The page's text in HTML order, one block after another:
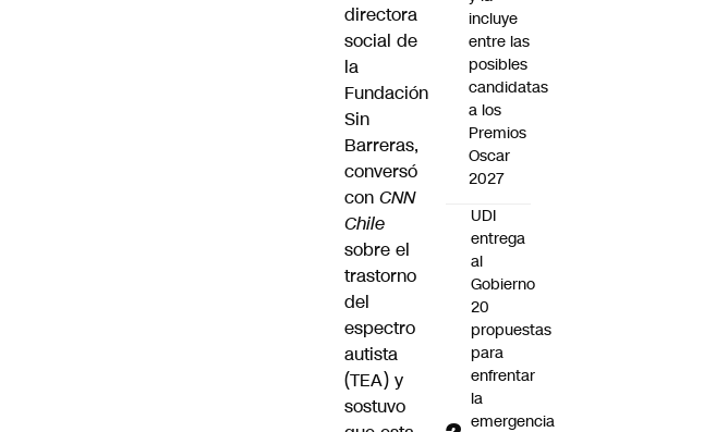
directora
social de
la
Fundación
Sin
Barreras,
conversó
con CNN
Chile
sobre el
trastorno
del
espectro
autista
(TEA) y
sostuvo
incluye
entre las
posibles
candidatas
a los
Premios
Oscar
2027
UDI
entrega
al
Gobierno
20
propuestas
para
enfrentar
la
emergencia